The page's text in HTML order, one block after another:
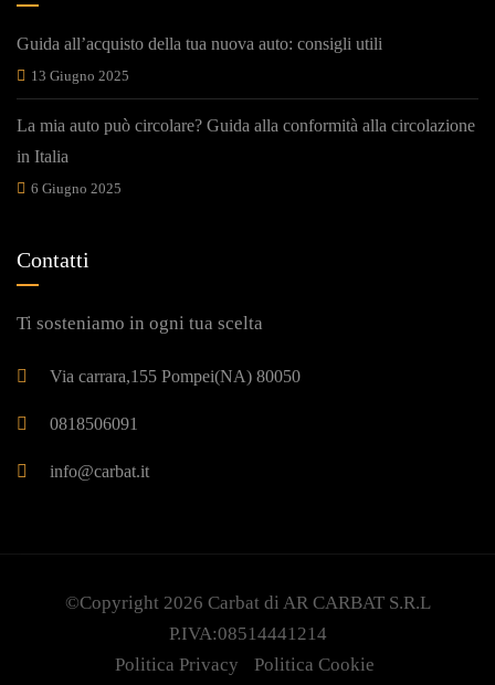
Guida all’acquisto della tua nuova auto: consigli utili
13 Giugno 2025
La mia auto può circolare? Guida alla conformità alla circolazione
in Italia
6 Giugno 2025
Contatti
Ti sosteniamo in ogni tua scelta
Via carrara,155 Pompei(NA) 80050
0818506091
info@carbat.it
©Copyright 2026 Carbatdi AR CARBAT S.R.L
P.IVA:08514441214
Politica Privacy
Politica Cookie